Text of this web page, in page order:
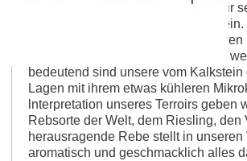
Als Winzerfamilie bewirtschaften wir
erstklassige Lagen rund um
stehen dabei die Filetstücke im
seinem seltenen Tonschiefer. Nicht
bedeutend sind unsere vom Kalkstein
Lagen mit ihrem etwas kühleren
lnterpretation unseres Terroirs geben
Rebsorte der Welt, dem Riesling, den
herausragende Rebe stellt in unseren
aromatisch und geschmacklich alles